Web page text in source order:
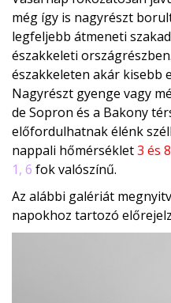
még így is nagyrészt
legfeljebb átmeneti
északkeleti
északkeleten akár kisebb
Nagyrészt gyenge vagy
de Sopron és a Bakony
előfordulhatnak élénk
nappali hőmérséklet3 és 8
1, 6 fok valószínű.
Az alábbi galériát
napokhoz tartozó